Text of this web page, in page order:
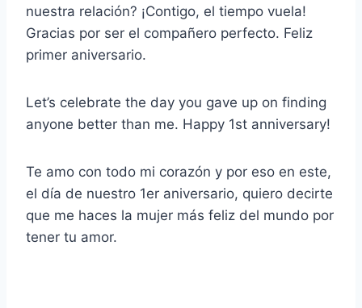
nuestra relación? ¡Contigo, el tiempo vuela!
Gracias por ser el compañero perfecto. Feliz
primer aniversario.
Let’s celebrate the day you gave up on finding
anyone better than me. Happy 1st anniversary!
Te amo con todo mi corazón y por eso en este,
el día de nuestro 1er aniversario, quiero decirte
que me haces la mujer más feliz del mundo por
tener tu amor.